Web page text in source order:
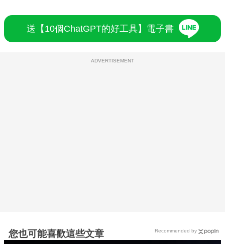
送【10個ChatGPT的好工具】電子書
ADVERTISEMENT
您也可能喜歡這些文章 Recommended by